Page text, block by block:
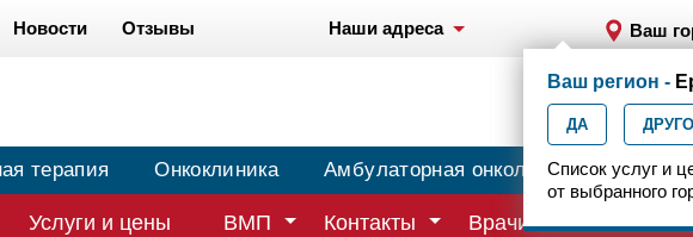
Новости Отзывы Наши адреса Ваш
Ваш регион -
ДА
Список услуг и
от выбранного
терапия Онкоклиника Амбулаторная онкология Центр
Услуги и цены ВМП Контакты Врачи